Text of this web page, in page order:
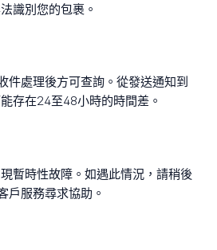
識別您的包裹。
件處理後方可查詢。從發送通知到
存在24至48小時的時間差。
暫時性故障。如遇此情況，請稍後
戶服務尋求協助。